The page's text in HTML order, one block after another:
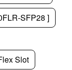
SFP28 ]
Slot